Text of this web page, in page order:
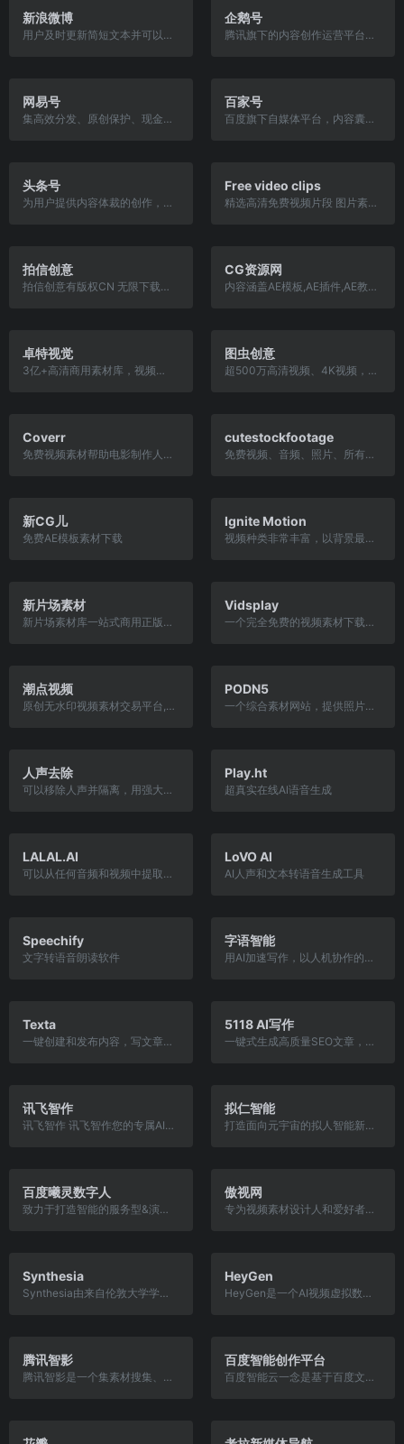
新浪微博
用户及时更新简短文本并可以公开发布的开放式分享平台。
企鹅号
腾讯旗下的内容创作运营平台，腾讯“大内容”生态的重要入口。
网易号
集高效分发、原创保护、现金补贴、品牌助推于一体的自媒体发平台。
百家号
百度旗下自媒体平台，内容囊括互联网、时政、体育等多个领域。
头条号
为用户提供内容体裁的创作，包括文章，图集，短视频问答等类型。
Free video clips
精选高清免费视频片段 图片素材
拍信创意
拍信创意有版权CN 无限下载优质版权视频、图片素材
CG资源网
内容涵盖AE模板,AE插件,AE教程,PR模板
卓特视觉
3亿+高清商用素材库，视频图片音乐
图虫创意
超500万高清视频、4K视频，图片等素材
Coverr
免费视频素材帮助电影制作人和电影学生
cutestockfootage
免费视频、音频、照片、所有内容都是完全免费的
新CG儿
免费AE模板素材下载
Ignite Motion
视频种类非常丰富，以背景最为擅长
新片场素材
新片场素材库一站式商用正版视频素材下载平台.为您精选8000个相关版权视频素材,内容包含可商用视频素材、4k高清无水印版权视频素材等正版视频素材可供下载.已为数千家企业提供商用视频素材解...
Vidsplay
一个完全免费的视频素材下载网站
潮点视频
原创无水印视频素材交易平台,包含AE/PR视频模板、航拍/实拍视频素材等,是企业值得信赖的可商用视频素材网站。
PODN5
一个综合素材网站，提供照片、插画、音乐、音效、AE模版和3D模式、视频等资源，网站的音效素材非常丰富，其素材也分为免费和付费内容。
人声去除
可以移除人声并隔离，用强大的人工智能算法将声音从音乐中分离出来
Play.ht
超真实在线Al语音生成
LALAL.AI
可以从任何音频和视频中提取人声、伴奏和各种乐器声。
LoVO Al
AI人声和文本转语音生成工具
Speechify
文字转语音朗读软件
字语智能
用AI加速写作，以人机协作的方式提升写作效率，快速创作爆款文章。字语AI提供精准文章素材、10w+文章模板、智能取标题、一键智能改写等功能。减少80%的重复脑力劳动，释放大脑，专注创作。在人工智能时代，字语要让人人都能出可以赚钱的爆款文章。
Texta
一键创建和发布内容，写文章从未如此简单
5118 AI写作
一键式生成高质量SEO文章，提高搜索引擎排名获得更多流量
讯飞智作
讯飞智作 讯飞智作您的专属AI创作助手 AI+视频 AI+音频 AI+创意 AI+视频:在虚拟“AI演播室”中输入文本或录音,一键完成音、视频作品的输出 亮点一 音视频一键生成 1分钟长度...
拟仁智能
打造面向元宇宙的拟人智能新引擎
百度曦灵数字人
致力于打造智能的服务型&演艺型数字人，面向金融、媒体，运营商、MCN，互娱等行业，提供全新客户体验及服务。该平台可进一步降低数字人应用门槛，实现人机可视化语音交互服务和内容生产服务，有效提升用户体验、降低人力成本，提升服务质量和效率。
傲视网
专为视频素材设计人和爱好者提供作品与创意的展示分享平台。
Synthesia
Synthesia由来自伦敦大学学院、斯坦福大学、TUM和剑桥大学的人工智能研究人员和企业家团队于2017年创立。我们的使命是让每个人都能制作视频内容，而无需相机、麦克风或工作室。使用人工智能，我们将从根本上改变内容创作的过程，并永远释放人类的创造力。
HeyGen
HeyGen是一个AI视频虚拟数字人生成平台，只需输入和点击，就可以把文本转换成发言人视频。可以从100多个AI虚拟数字人中选择，或者创建你自己的虚拟数字人。
腾讯智影
腾讯智影是一个集素材搜集、视频剪辑、后期包装、渲染导出和发布于一体的在线剪辑平台，能够为用户提供从端到端的一站式视频剪辑及制作服务。
百度智能创作平台
百度智能云一念是基于百度文心大模型打造的内容创作平台。集文、图、视频多种内容模态于一体，旨在助力企业更便捷高效地获取内容创作灵感和营销物料